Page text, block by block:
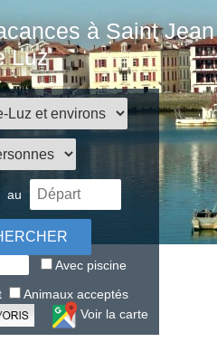
à Saint Jean
Luz
au
Avec piscine
Animaux acceptés
Voir la carte